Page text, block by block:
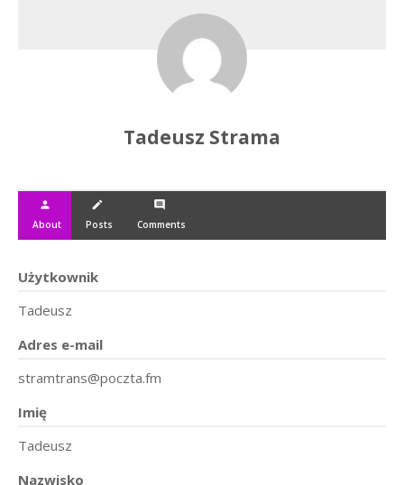
Tadeusz Strama
person
About
create
Posts
comment
Comments
Użytkownik
Tadeusz
Adres e-mail
stramtrans@poczta.fm
Imię
Tadeusz
Nazwisko